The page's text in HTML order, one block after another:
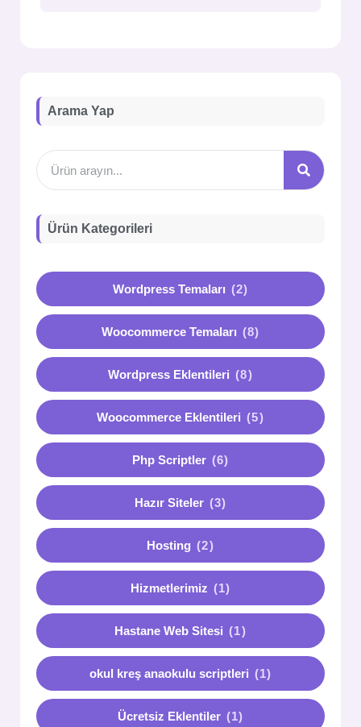
Arama Yap
Ürün Kategorileri
Wordpress Temaları (2)
Woocommerce Temaları (8)
Wordpress Eklentileri (8)
Woocommerce Eklentileri (5)
Php Scriptler (6)
Hazır Siteler (3)
Hosting (2)
Hizmetlerimiz (1)
Hastane Web Sitesi (1)
okul kreş anaokulu scriptleri (1)
Ücretsiz Eklentiler (1)